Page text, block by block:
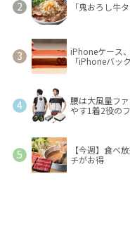
「鬼おろし牛
iPhoneケース
「iPhoneバッ
腰は大風量フ
やす1着2役の
【今週】食べ
チがお得